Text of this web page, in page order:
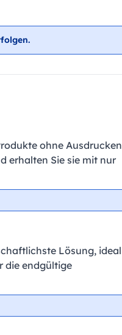
ohne Ausdrucken
erhalten Sie sie mit nur
Lösung, ideal
die endgültige